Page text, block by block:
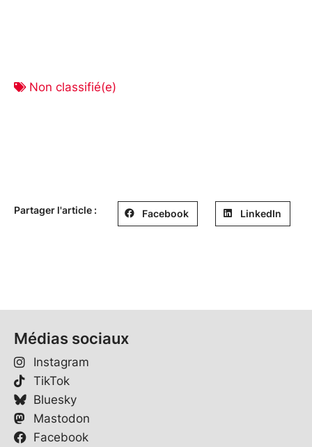
Non classifié(e)
Partager l'article : Facebook LinkedIn
Médias sociaux
Instagram
TikTok
Bluesky
Mastodon
Facebook